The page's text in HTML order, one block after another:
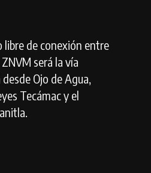
libre de conexión entre
será la vía
Ojo de Agua,
Tecámac y el